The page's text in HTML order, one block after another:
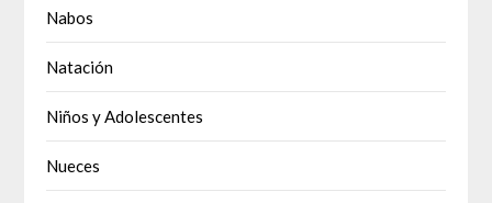
Nabos
Natación
Niños y Adolescentes
Nueces